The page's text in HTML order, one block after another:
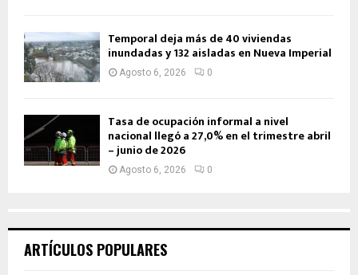
Temporal deja más de 40 viviendas
inundadas y 132 aisladas en Nueva Imperial
Agosto 6, 2026 0
Tasa de ocupación informal a nivel
nacional llegó a 27,0% en el trimestre abril
– junio de 2026
Agosto 6, 2026 0
ARTÍCULOS POPULARES